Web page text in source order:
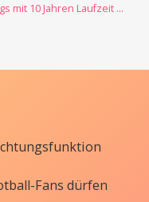
→ Battery Case für AirTags mit 10 Jahren Laufzeit jetzt nur 12,89 Euro
Fans dürfen